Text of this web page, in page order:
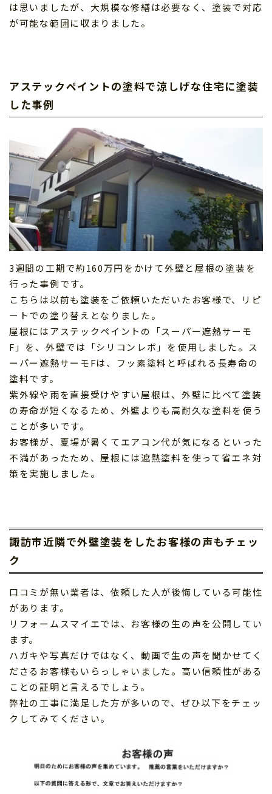
は思いましたが、大規模な修繕は必要なく、塗装で対応
が可能な範囲に収まりました。
アステックペイントの塗料で涼しげな住宅に塗装
した事例
3週間の工期で約160万円をかけて外壁と屋根の塗装を
行った事例です。
こちらは以前も塗装をご依頼いただいたお客様で、リピ
ートでの塗り替えとなりました。
屋根にはアステックペイントの「スーパー遮熱サーモ
F」を、外壁では「シリコンレボ」を使用しました。ス
ーパー遮熱サーモFは、フッ素塗料と呼ばれる長寿命の
塗料です。
紫外線や雨を直接受けやすい屋根は、外壁に比べて塗装
の寿命が短くなるため、外壁よりも高耐久な塗料を使う
ことが多いです。
お客様が、夏場が暑くてエアコン代が気になるといった
不満があったため、屋根には遮熱塗料を使って省エネ対
策を実施しました。
諏訪市近隣で外壁塗装をしたお客様の声もチェッ
ク
口コミが無い業者は、依頼した人が後悔している可能性
があります。
リフォームスマイエでは、お客様の生の声を公開してい
ます。
ハガキや写真だけではなく、動画で生の声を聞かせてく
ださるお客様もいらっしゃいました。高い信頼性がある
ことの証明と言えるでしょう。
弊社の工事に満足した方が多いので、ぜひ以下をチェッ
クしてみてください。